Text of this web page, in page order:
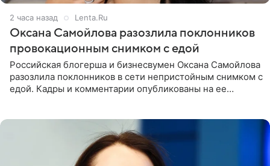
2 часа назад Lenta.Ru
Оксана Самойлова разозлила поклонников
провокационным снимком с едой
Российская блогерша и бизнесвумен Оксана Самойлова
разозлила поклонников в сети непристойным снимком с
едой. Кадры и комментарии опубликованы на ее